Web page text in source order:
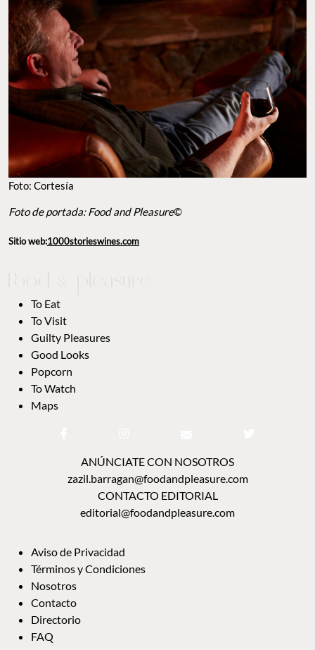
Foto: Cortesía
Foto de portada: Food and Pleasure©
Sitio web:1000storieswines.com
To Eat
To Visit
Guilty Pleasures
Good Looks
Popcorn
To Watch
Maps
ANÚNCIATE CON NOSOTROS
zazil.barragan@foodandpleasure.com
CONTACTO EDITORIAL
editorial@foodandpleasure.com
Aviso de Privacidad
Términos y Condiciones
Nosotros
Contacto
Directorio
FAQ